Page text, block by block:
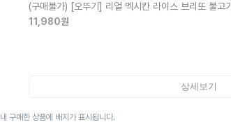
(구매불가) [오뚜기] 리얼 멕시칸 라이스 브리또 불고기
11,980원
상세보기
구매한 상품에 배지가 표시됩니다.